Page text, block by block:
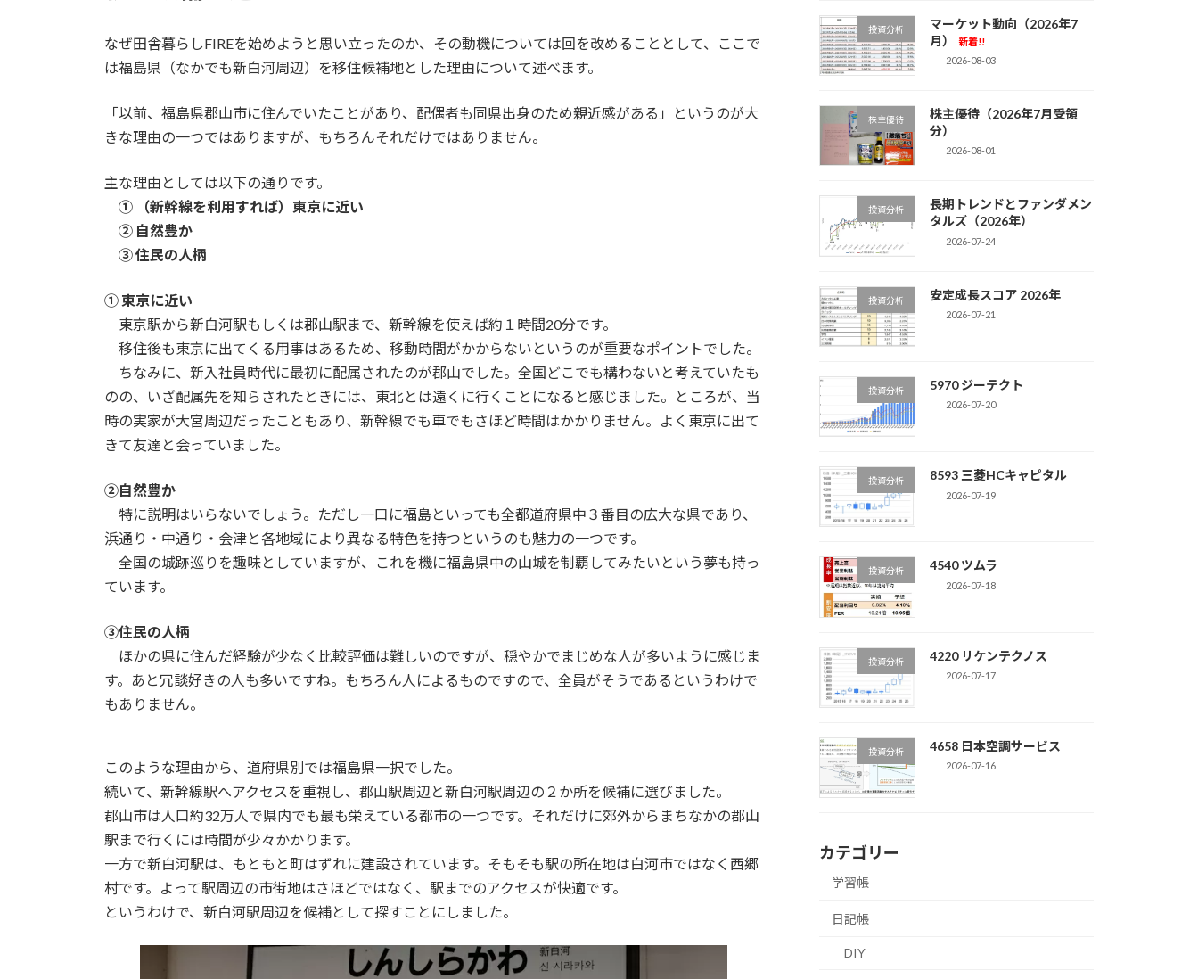
:
なぜ田舎暮らしFIREを始めようと思い立ったのか、その動機については回を改めることとして、ここで
は福島県（なかでも新白河周辺）を移住候補地とした理由について述べます。
「以前、福島県郡山市に住んでいたことがあり、配偶者も同県出身のため親近感がある」というのが大
きな理由の一つではありますが、もちろんそれだけではありません。
主な理由としては以下の通りです。
① （新幹線を利用すれば）東京に近い
② 自然豊か
③ 住民の人柄
① 東京に近い
東京駅から新白河駅もしくは郡山駅まで、新幹線を使えば約１時間20分です。
移住後も東京に出てくる用事はあるため、移動時間がかからないというのが重要なポイントでした。
ちなみに、新入社員時代に最初に配属されたのが郡山でした。全国どこでも構わないと考えていたも
のの、いざ配属先を知らされたときには、東北とは遠くに行くことになると感じました。ところが、当
時の実家が大宮周辺だったこともあり、新幹線でも車でもさほど時間はかかりません。よく東京に出て
きて友達と会っていました。
②自然豊か
特に説明はいらないでしょう。ただし一口に福島といっても全都道府県中３番目の広大な県であり、
浜通り・中通り・会津と各地域により異なる特色を持つというのも魅力の一つです。
全国の城跡巡りを趣味としていますが、これを機に福島県中の山城を制覇してみたいという夢も持っ
ています。
③住民の人柄
ほかの県に住んだ経験が少なく比較評価は難しいのですが、穏やかでまじめな人が多いように感じま
す。あと冗談好きの人も多いですね。もちろん人によるものですので、全員がそうであるというわけで
もありません。
このような理由から、道府県別では福島県一択でした。
続いて、新幹線駅へアクセスを重視し、郡山駅周辺と新白河駅周辺の２か所を候補に選びました。
郡山市は人口約32万人で県内でも最も栄えている都市の一つです。それだけに郊外からまちなかの郡山
駅まで行くには時間が少々かかります。
一方で新白河駅は、もともと町はずれに建設されています。そもそも駅の所在地は白河市ではなく西郷
村です。よって駅周辺の市街地はさほどではなく、駅までのアクセスが快適です。
というわけで、新白河駅周辺を候補として探すことにしました。
投資分析
マーケット動向（2026年7
月）
新着!!
2026-08-03
株主優待
株主優待（2026年7月受領
分）
2026-08-01
投資分析
長期トレンドとファンダメン
タルズ（2026年）
2026-07-24
投資分析 安定成長スコア 2026年
2026-07-21
投資分析 5970 ジーテクト
2026-07-20
投資分析 8593 三菱HCキャピタル
2026-07-19
投資分析 4540 ツムラ
2026-07-18
投資分析 4220 リケンテクノス
2026-07-17
投資分析 4658 日本空調サービス
2026-07-16
カテゴリー
学習帳
日記帳
DIY